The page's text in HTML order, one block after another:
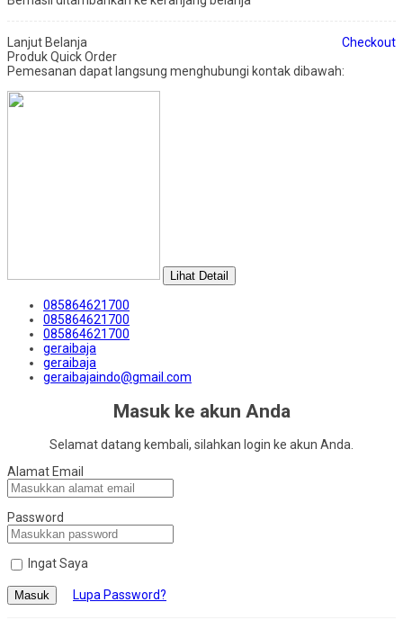
Lanjut Belanja
Checkout
Produk Quick Order
Pemesanan dapat langsung menghubungi kontak dibawah:
Lihat Detail
085864621700
085864621700
085864621700
geraibaja
geraibaja
geraibajaindo@gmail.com
Masuk ke akun Anda
Selamat datang kembali, silahkan login ke akun Anda.
Alamat Email
Password
Ingat Saya
Masuk Lupa Password?